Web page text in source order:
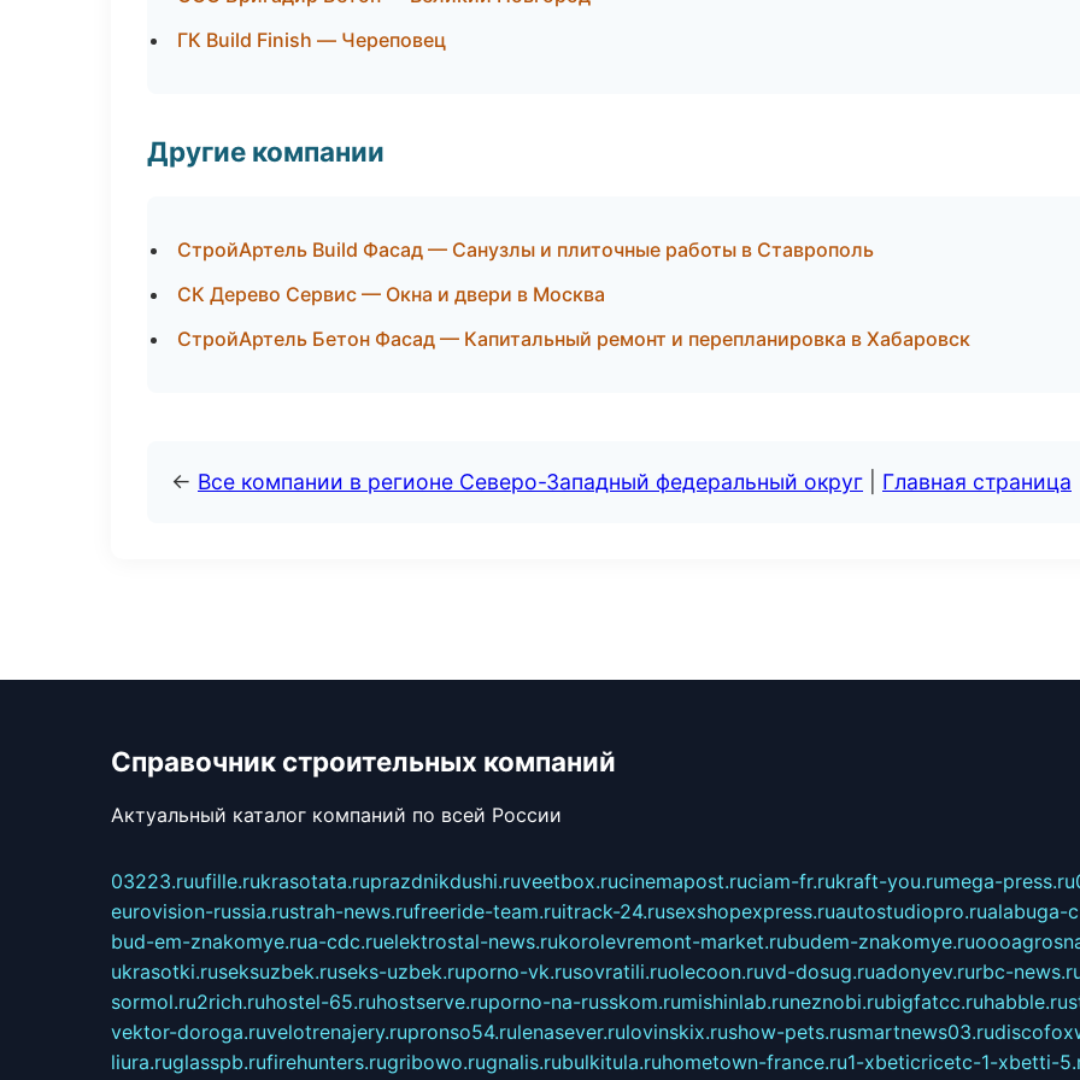
ГК Build Finish — Череповец
Другие компании
СтройАртель Build Фасад — Санузлы и плиточные работы в Ставрополь
СК Дерево Сервис — Окна и двери в Москва
СтройАртель Бетон Фасад — Капитальный ремонт и перепланировка в Хабаровск
← Все компании в регионе Северо-Западный федеральный округ Главная страница
Справочник строительных компаний
Актуальный каталог компаний по всей России
03223.ruufille.rukrasotata.ruprazdnikdushi.ruveetbox.rucinemapost.ruciam-fr.rukraft-you.rumega-press.ru
eurovision-russia.rustrah-news.rufreeride-team.ruitrack-24.rusexshopexpress.ruautostudiopro.rualabuga-
bud-em-znakomye.rua-cdc.ruelektrostal-news.rukorolevremont-market.rubudem-znakomye.ru
ukrasotki.ruseksuzbek.ruseks-uzbek.ruporno-vk.rusovratili.ruolecoon.ruvd-dosug.ruadonyev.rurbc-
sormol.ru2rich.ruhostel-65.ruhostserve.ruporno-na-russkom.rumishinlab.runeznobi.rubigfatcc.ruhabble.ru
vektor-doroga.ruvelotrenajery.rupronso54.rulenasever.rulovinskix.rushow-pets.rusmartnews03.ru
liura.ruglasspb.rufirehunters.rugribowo.rugnalis.rubulkitula.ruhometown-france.ru1-xbeticricetc-1-xbetti-